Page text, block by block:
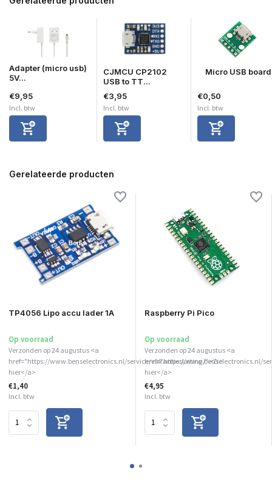
Adapter (micro usb)
5V...
€9,95
Incl. btw
CJMCU CP2102
USB to TT...
€3,95
Incl. btw
Micro USB board
€0,50
Incl. btw
Gerelateerde producten
TP4056 Lipo accu lader 1A
Op voorraad
Verzonden op 24 augustus <a
href="https://www.benselectronics.nl/service/vakantiesluiting/">Zie
hier</a>
€1,40
Incl. btw
Raspberry Pi Pico
Op voorraad
Verzonden op 24 augustus <a
href="https://www.benselectronics.nl/
hier</a>
€4,95
Incl. btw